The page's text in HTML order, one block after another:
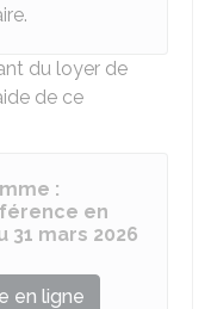
du loyer de
de ce
:
en
31 mars 2026
en ligne